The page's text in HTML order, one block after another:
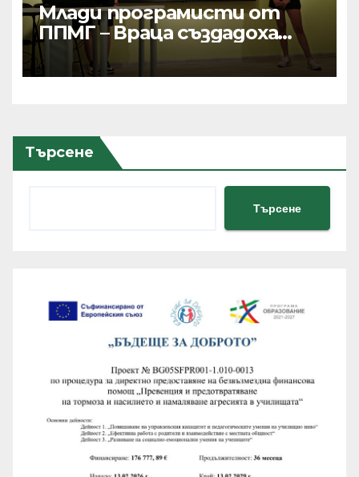
Млади програмисти от
ППМГ – Враца създадоха
дигитални продукти с
реално приложение и
Търсене
Търсене